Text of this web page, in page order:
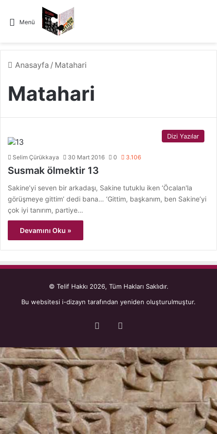
Menü
Anasayfa / Matahari
Matahari
Dizi Yazılar
Selim Çürükkaya 30 Mart 2016 0 3.106
Susmak ölmektir 13
Sakine’yi seven bir arkadaşı, Sakine tutuklu iken ‘Öcalan'la
görüşmeye gittim’ dedi bana… ‘Gittim, başkanım, ben Sakine’yi
çok iyi tanırım, partiye…
Devamını Oku »
© Telif Hakkı 2026, Tüm Hakları Saklıdır.
Bu websitesi i-dizayn tarafından yeniden oluşturulmuştur.
Facebook